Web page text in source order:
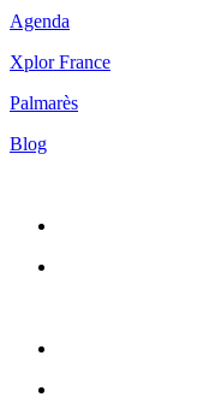
Agenda
Xplor France
Palmarès
Blog